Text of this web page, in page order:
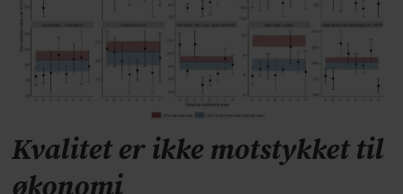
Kvalitet er ikke motstykket til